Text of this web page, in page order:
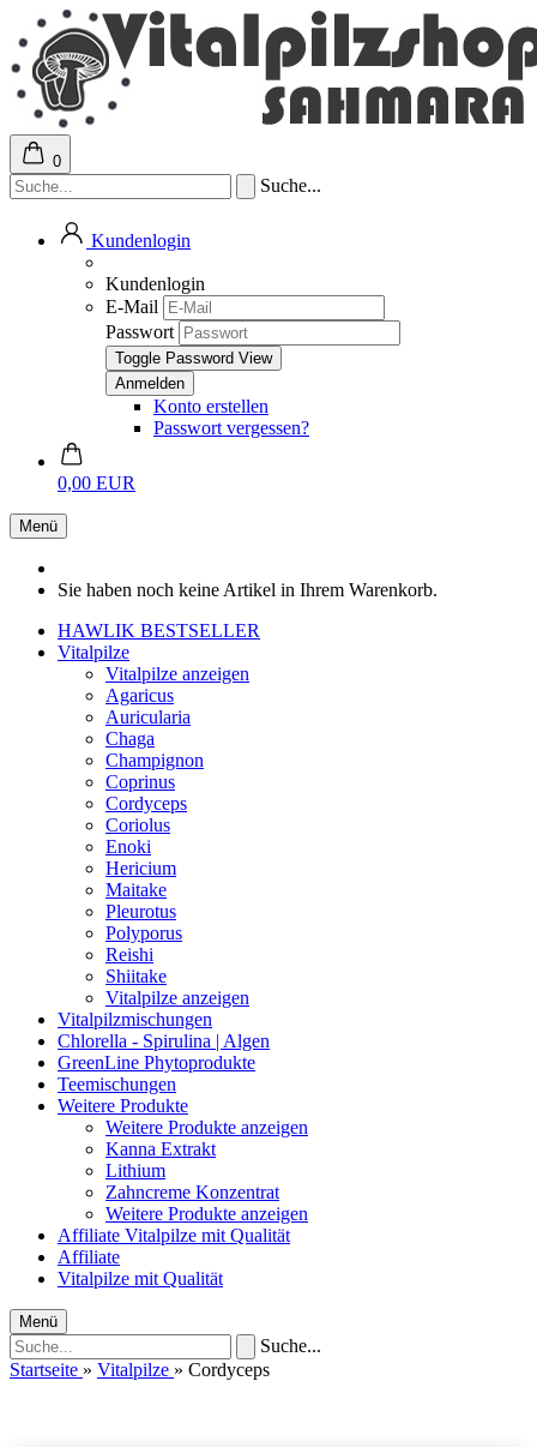
0
Suche...
Kundenlogin
Kundenlogin
E-Mail
Passwort
Toggle Password View
Konto erstellen
Passwort vergessen?
0,00 EUR
Menü
Sie haben noch keine Artikel in Ihrem Warenkorb.
HAWLIK BESTSELLER
Vitalpilze
Vitalpilze anzeigen
Agaricus
Auricularia
Chaga
Champignon
Coprinus
Cordyceps
Coriolus
Enoki
Hericium
Maitake
Pleurotus
Polyporus
Reishi
Shiitake
Vitalpilze anzeigen
Vitalpilzmischungen
Chlorella - Spirulina | Algen
GreenLine Phytoprodukte
Teemischungen
Weitere Produkte
Weitere Produkte anzeigen
Kanna Extrakt
Lithium
Zahncreme Konzentrat
Weitere Produkte anzeigen
Affiliate Vitalpilze mit Qualität
Affiliate
Vitalpilze mit Qualität
Menü
Suche...
Startseite » Vitalpilze » Cordyceps